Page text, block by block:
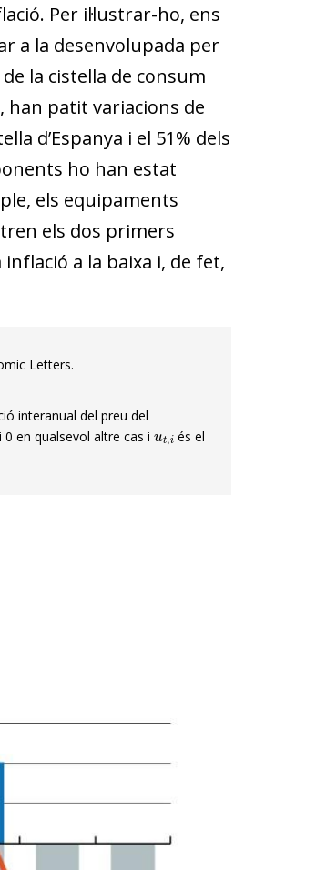
Per il·lustrar-ho, ens
a la desenvolupada per
la cistella de consum
han patit variacions de
d’Espanya i el 51% dels
ho han estat
els equipaments
els dos primers
a la baixa i, de fet,
Letters.
interanual del preu del
0 en qualsevol altre cas i
és el